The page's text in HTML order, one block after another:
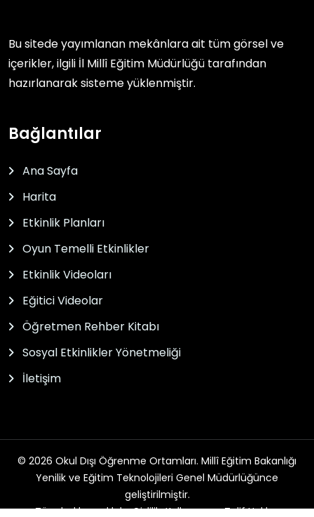
Bu sitede yayımlanan mekânlara ait tüm görsel ve
içerikler, ilgili İl Millî Eğitim Müdürlüğü tarafından
hazırlanarak sisteme yüklenmiştir.
Bağlantılar
Ana Sayfa
Harita
Etkinlik Planları
Oyun Temelli Etkinlikler
Etkinlik Videoları
Eğitici Videolar
Öğretmen Rehber Kitabı
Sosyal Etkinlikler Yönetmeliği
İletişim
© 2026 Okul Dışı Öğrenme Ortamları. Millî Eğitim Bakanlığı
Yenilik ve Eğitim Teknolojileri Genel Müdürlüğünce
geliştirilmiştir.
Tüm hakları saklıdır. Gizlilik, Kullanım ve Telif Hakları